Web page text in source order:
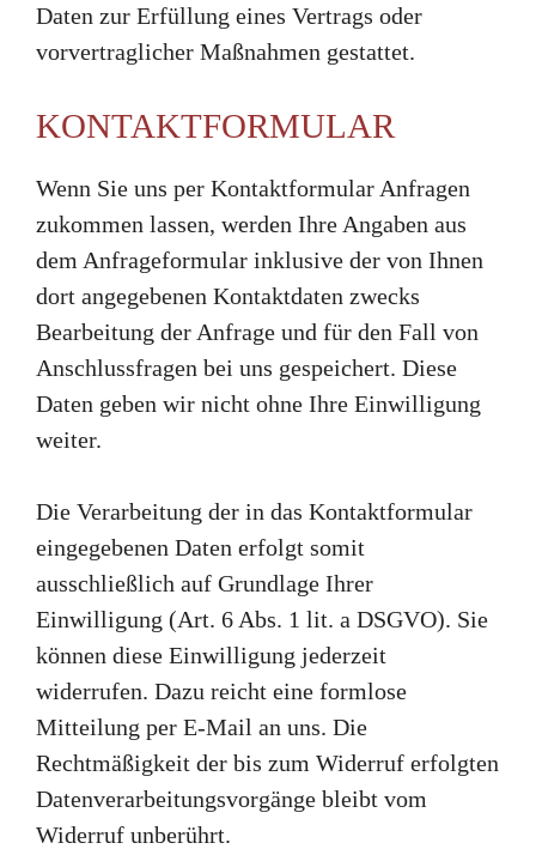
Daten zur Erfüllung eines Vertrags oder
vorvertraglicher Maßnahmen gestattet.
KONTAKTFORMULAR
Wenn Sie uns per Kontaktformular Anfragen
zukommen lassen, werden Ihre Angaben aus
dem Anfrageformular inklusive der von Ihnen
dort angegebenen Kontaktdaten zwecks
Bearbeitung der Anfrage und für den Fall von
Anschlussfragen bei uns gespeichert. Diese
Daten geben wir nicht ohne Ihre Einwilligung
weiter.
Die Verarbeitung der in das Kontaktformular
eingegebenen Daten erfolgt somit
ausschließlich auf Grundlage Ihrer
Einwilligung (Art. 6 Abs. 1 lit. a DSGVO). Sie
können diese Einwilligung jederzeit
widerrufen. Dazu reicht eine formlose
Mitteilung per E-Mail an uns. Die
Rechtmäßigkeit der bis zum Widerruf erfolgten
Datenverarbeitungsvorgänge bleibt vom
Widerruf unberührt.